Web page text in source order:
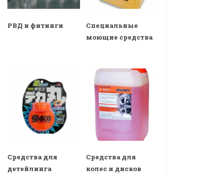
РВД и фитинги
Специальные
моющие средства
Средства для
детейлинга
Средства для
колес и дисков